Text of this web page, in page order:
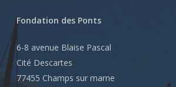
Fondation des Ponts
6-8 avenue Blaise Pascal
Cité Descartes
77455 Champs sur marne